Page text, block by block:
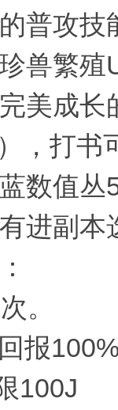
普攻
兽繁殖
美成
，打书
数值丛
进副本
。
报
100J